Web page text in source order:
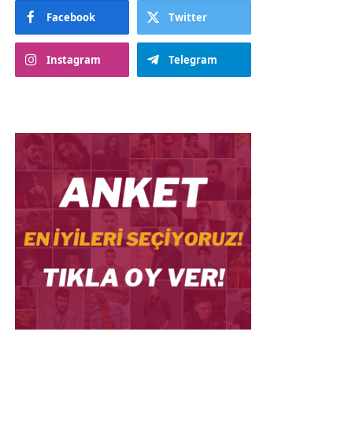
Facebook Twitter
Instagram Telegram